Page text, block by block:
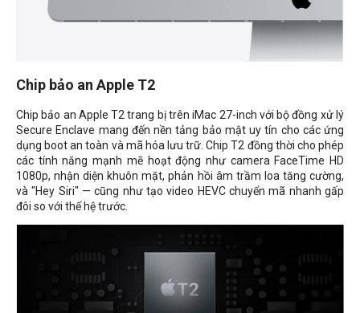
Chip bảo an Apple T2
Chip bảo an Apple T2 trang bị trên iMac 27-inch với bộ đồng xử lý
Secure Enclave mang đến nền tảng bảo mật uy tín cho các ứng
dụng boot an toàn và mã hóa lưu trữ. Chip T2 đồng thời cho phép
các tính năng mạnh mẽ hoạt động như camera FaceTime HD
1080p, nhận diện khuôn mặt, phản hồi âm trầm loa tăng cường,
và "Hey Siri" — cũng như tạo video HEVC chuyển mã nhanh gấp
đôi so với thế hệ trước.